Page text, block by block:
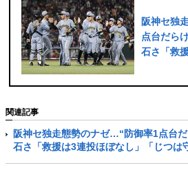
阪神セ独
点台だら
石さ「救
関連記事
阪神セ独走態勢のナゼ…“防御率1点台
石さ「救援は3連投ほぼなし」「じつは